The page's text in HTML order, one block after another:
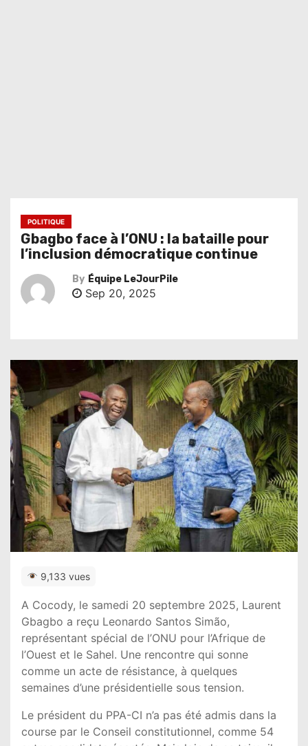
POLITIQUE
Gbagbo face à l’ONU : la bataille pour
l’inclusion démocratique continue
By Équipe LeJourPile
Sep 20, 2025
9,133 vues
A Cocody, le samedi 20 septembre 2025, Laurent
Gbagbo a reçu Leonardo Santos Simão,
représentant spécial de l’ONU pour l’Afrique de
l’Ouest et le Sahel. Une rencontre qui sonne
comme un acte de résistance, à quelques
semaines d’une présidentielle sous tension.
Le président du PPA-CI n’a pas été admis dans la
course par le Conseil constitutionnel, comme 54